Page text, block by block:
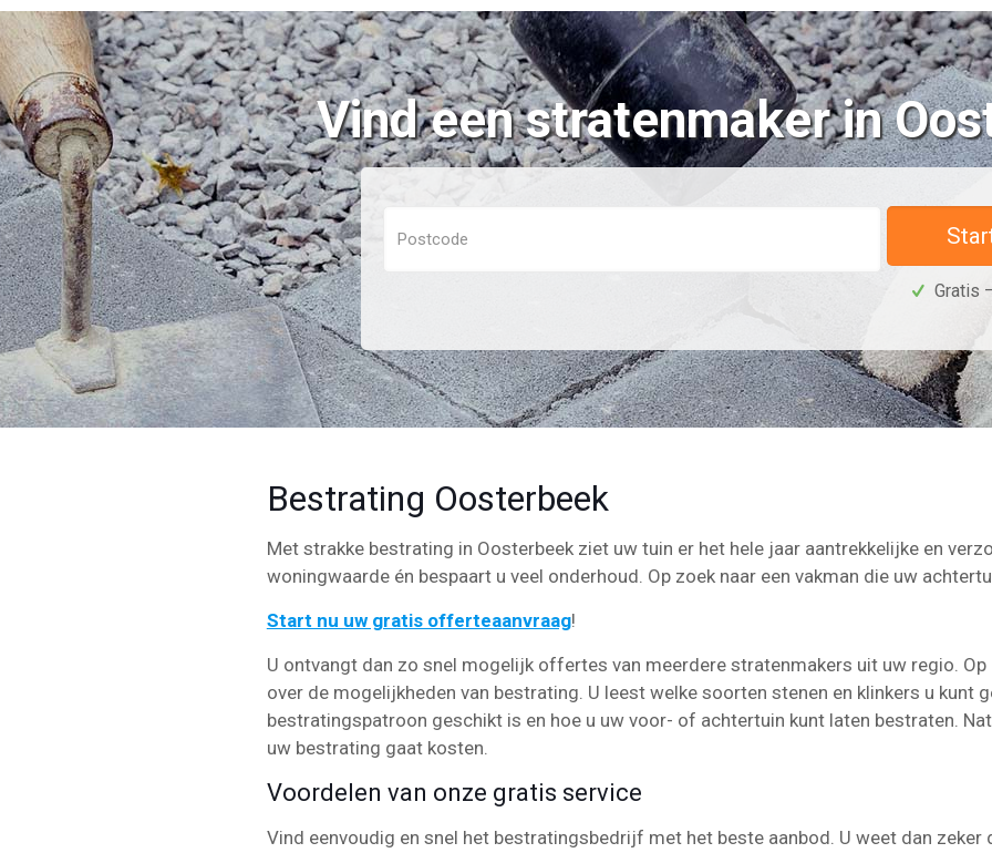
Vind een stratenmaker in
Gratis
Bestrating Oosterbeek
Met strakke bestrating in Oosterbeek ziet uw tuin er het hele jaar aantrekkelijke en
woningwaarde én bespaart u veel onderhoud. Op zoek naar een vakman die uw
Start nu uw gratis offerteaanvraag!
U ontvangt dan zo snel mogelijk offertes van meerdere stratenmakers uit uw regio. Op
over de mogelijkheden van bestrating. U leest welke soorten stenen en klinkers u kunt
bestratingspatroon geschikt is en hoe u uw voor- of achtertuin kunt laten bestraten.
uw bestrating gaat kosten.
Voordelen van onze gratis service
Vind eenvoudig en snel het bestratingsbedrijf met het beste aanbod. U weet dan zeker